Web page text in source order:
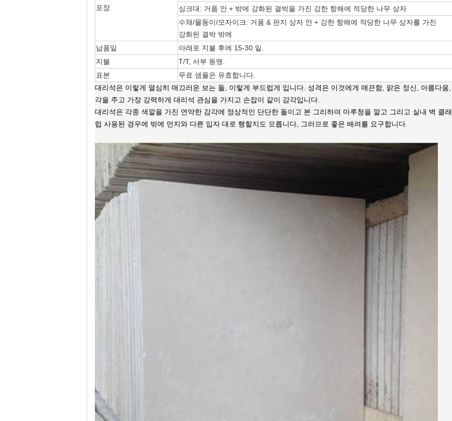
포장
싱크대: 거품 안 + 밖에 강화된 결박을 가진 강한 항해에 적당한 나무 상자
수채/물동이/모자이크: 거품 & 판지 상자 안 + 강한 항해에 적당한 나무 상자를 가진
강화된 결박 밖에
납품일
아래로 지불 후에 15-30 일.
지불
T/T, 서부 동맹.
표본
무료 샘플은 유효합니다.
대리석은 이렇게 열심히 매끄러운 보는 돌, 이렇게 부드럽게 입니다. 성격은 이것에게 매끈함, 맑은 정신, 아름다
각을 주고 가장 강력하게 대리석 관심을 가지고 손잡이 같이 감각입니다.
대리석은 각종 색깔을 가진 연약한 감각에 정상적인 단단한 돌이고 본 그리하여 마루청을 깔고 그리고 실내 벽 클
럽 사용된 경우에 밖에 먼지와 다른 입자 대로 행할지도 모릅니다, 그러므로 좋은 배려를 요구합니다.